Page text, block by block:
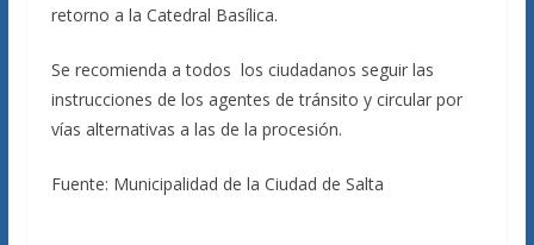
retorno a la Catedral Basílica.
Se recomienda a todos los ciudadanos seguir las
instrucciones de los agentes de tránsito y circular por
vías alternativas a las de la procesión.
Fuente: Municipalidad de la Ciudad de Salta